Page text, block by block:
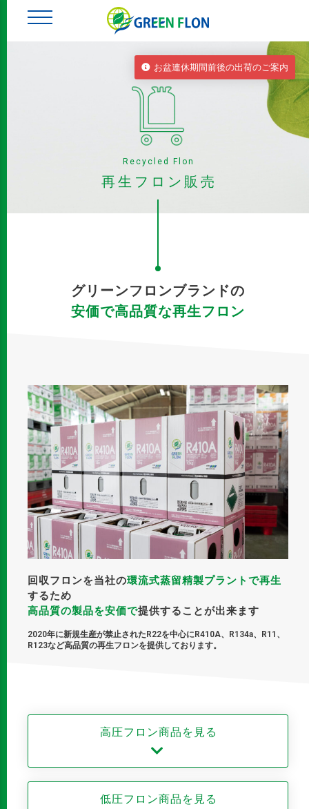
Recycled Flon
再生フロン販売
グリーンフロンブランドの
安価で高品質な再生フロン
回収フロンを当社の環流式蒸留精製プラントで再生
するため
高品質の製品を安価で提供することが出来ます
2020年に新規生産が禁止されたR22を中心にR410A、R134a、R11、
R123など高品質の再生フロンを提供しております。
高圧フロン商品を見る
低圧フロン商品を見る
お盆連休期間前後の出荷のご案内